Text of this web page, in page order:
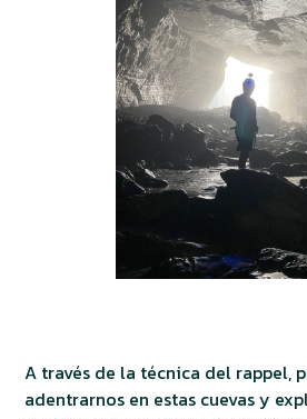
A través de la técnica del rappel,
adentrarnos en estas cuevas y